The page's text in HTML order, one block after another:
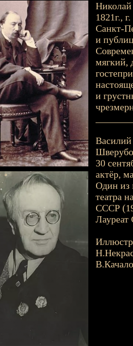
Николай
1821г.,
Санкт-
и
мягкий,
и
30
актёр,
Один из
театра
СССР
Лауреат